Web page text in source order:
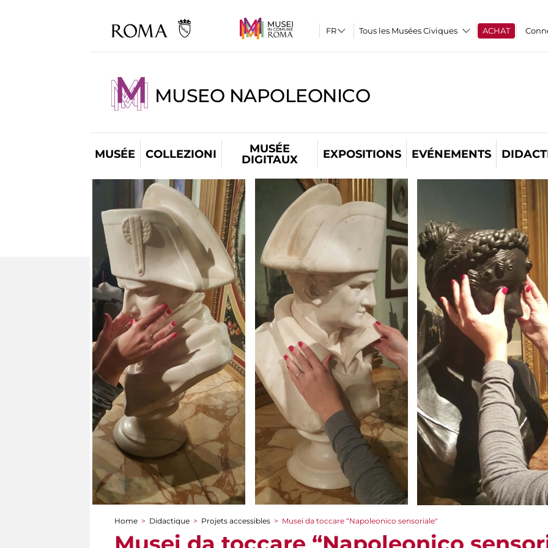
Tous les Musées Civiques ACHAT
MUSEO NAPOLEONICO
MUSÉE COLLEZIONI
MUSÉE
DIGITAUX
EXPOSITIONS EVÉNEMENTS
You are here
Home > Didactique > Projets accessibles > Musei da toccare “Napoleonico sensoriale"